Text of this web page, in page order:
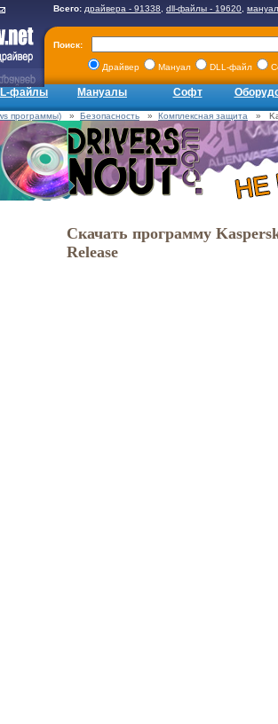
Всего: драйвера - 91338 dll-файлы - 19620
Поиск:
Драйвер Мануал DLL-файл
файлы Мануалы Софт
программы) » Безопасность » Комплексная защита »
Скачать программу
Release